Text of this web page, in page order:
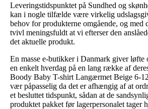
Leveringstidspunktet på Sundhed og
kan i nogle tilfælde være virkelig
behov for produkterne omgående, og med
tvivl meningsfuldt at vi efterser den
det aktuelle produkt.
En masse e-butikker i Danmark giver løfte
en enkelt hverdag på en lang række af
Boody Baby T-shirt Langærmet Beige 6-
vær påpasselig da det er afhængig af at
et besluttet tidspunkt, sådan at de
produktet pakket før lagerpersonalet tager